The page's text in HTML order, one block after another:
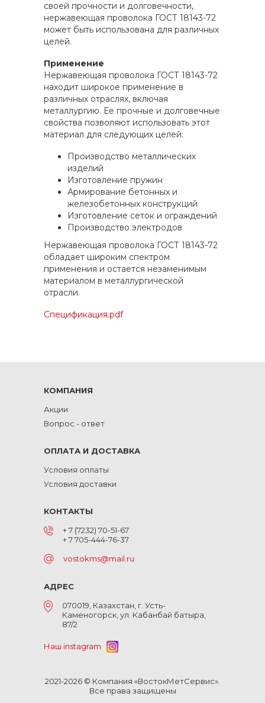
своей прочности и долговечности,
нержавеющая проволока ГОСТ 18143-72
может быть использована для различных
целей.
Применение
Нержавеющая проволока ГОСТ 18143-72
находит широкое применение в
различных отраслях, включая
металлургию. Ее прочные и долговечные
свойства позволяют использовать этот
материал для следующих целей:
Производство металлических
изделий
Изготовление пружин
Армирование бетонных и
железобетонных конструкций
Изготовление сеток и ограждений
Производство электродов
Нержавеющая проволока ГОСТ 18143-72
обладает широким спектром
применения и остается незаменимым
материалом в металлургической
отрасли.
Спецификация.pdf
КОМПАНИЯ
Акции
Вопрос - ответ
ОПЛАТА И ДОСТАВКА
Условия оплаты
Условия доставки
КОНТАКТЫ
+ 7 (7232) 70-51-67
+ 7 705-444-76-37
vostokms@mail.ru
АДРЕС
070019, Казахстан, г. Усть-
Каменогорск, ул. Кабанбай батыра,
87/2
Наш instagram
2021-2026 © Компания «ВостокМетСервис».
Все права защищены